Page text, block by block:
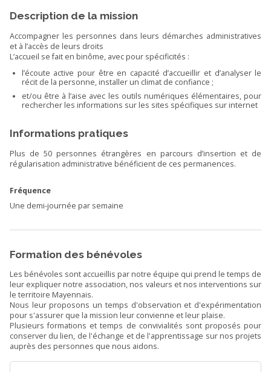
Description de la mission
Accompagner les personnes dans leurs démarches administratives
et à l’accès de leurs droits
L’accueil se fait en binôme, avec pour spécificités :
l’écoute active pour être en capacité d’accueillir et d’analyser le
récit de la personne, installer un climat de confiance ;
et/ou être à l’aise avec les outils numériques élémentaires, pour
rechercher les informations sur les sites spécifiques sur internet
Informations pratiques
Plus de 50 personnes étrangères en parcours d’insertion et de
régularisation administrative bénéficient de ces permanences.
Fréquence
Une demi-journée par semaine
Formation des bénévoles
Les bénévoles sont accueillis par notre équipe qui prend le temps de
leur expliquer notre association, nos valeurs et nos interventions sur
le territoire Mayennais.
Nous leur proposons un temps d'observation et d'expérimentation
pour s'assurer que la mission leur convienne et leur plaise.
Plusieurs formations et temps de convivialités sont proposés pour
conserver du lien, de l'échange et de l'apprentissage sur nos projets
auprès des personnes que nous aidons.